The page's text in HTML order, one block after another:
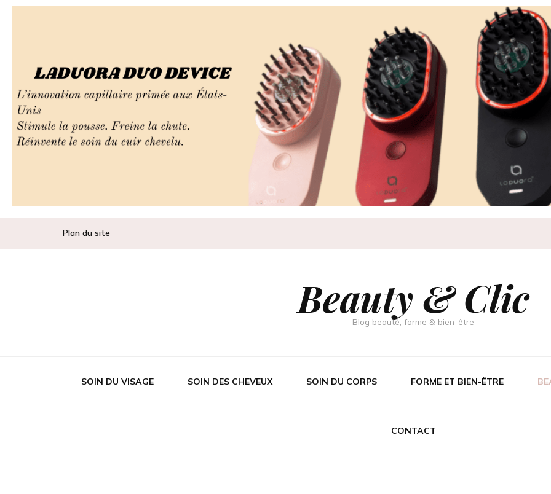
Plan du site
Beauty & Clic
Blog beauté, forme & bien-être
SOIN DU VISAGE SOIN DES CHEVEUX SOIN DU CORPS FORME ET BIEN-ÊTRE
CONTACT